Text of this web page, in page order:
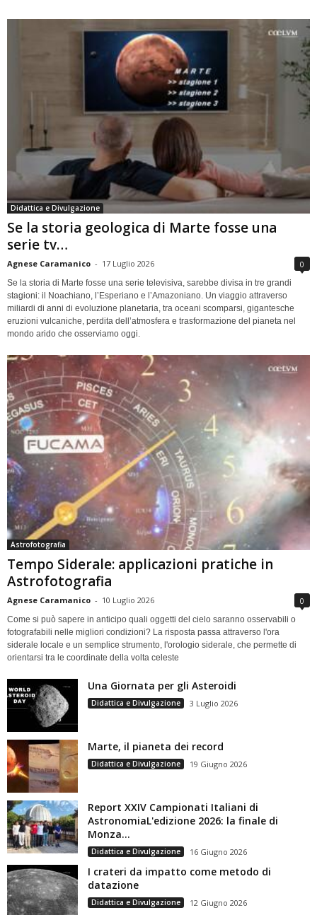
Didattica e Divulgazione
Se la storia geologica di Marte fosse una
serie tv…
Agnese Caramanico - 17 Luglio 2026 0
Se la storia di Marte fosse una serie televisiva, sarebbe divisa in tre grandi
stagioni: il Noachiano, l’Esperiano e l’Amazoniano. Un viaggio attraverso
miliardi di anni di evoluzione planetaria, tra oceani scomparsi, gigantesche
eruzioni vulcaniche, perdita dell’atmosfera e trasformazione del pianeta nel
mondo arido che osserviamo oggi.
Astrofotografia
Tempo Siderale: applicazioni pratiche in
Astrofotografia
Agnese Caramanico - 10 Luglio 2026 0
Come si può sapere in anticipo quali oggetti del cielo saranno osservabili o
fotografabili nelle migliori condizioni? La risposta passa attraverso l'ora
siderale locale e un semplice strumento, l'orologio siderale, che permette di
orientarsi tra le coordinate della volta celeste
Una Giornata per gli Asteroidi
Didattica e Divulgazione 3 Luglio 2026
Marte, il pianeta dei record
Didattica e Divulgazione 19 Giugno 2026
Report XXIV Campionati Italiani di
AstronomiaL'edizione 2026: la finale di
Monza...
Didattica e Divulgazione 16 Giugno 2026
I crateri da impatto come metodo di
datazione
Didattica e Divulgazione 12 Giugno 2026